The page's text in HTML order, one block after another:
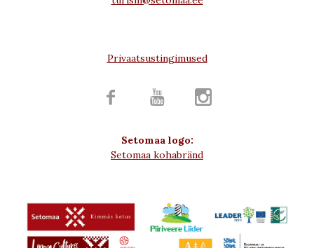
Privaatsustingimused
  
Setomaa logo:
Setomaa kohabränd